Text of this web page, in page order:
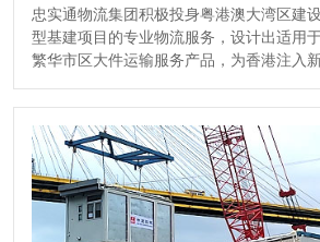
忠实通物流集团积极投身粤港澳大湾区建
型基建项目的专业物流服务，设计出适用
繁华市区大件运输服务产品，为香港注入